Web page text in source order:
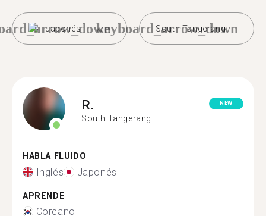
Japonés South Tangerang
keyboard_arrow_down
R.
South Tangerang
NEW
HABLA FLUIDO
Inglés Japonés
APRENDE
Coreano